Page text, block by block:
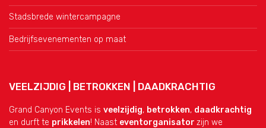
Stadsbrede wintercampagne
Bedrijfsevenementen op maat
VEELZIJDIG | BETROKKEN | DAADKRACHTIG
Grand Canyon Events is veelzijdig, betrokken, daadkrachtig
en durft te prikkelen! Naast eventorganisator zijn we